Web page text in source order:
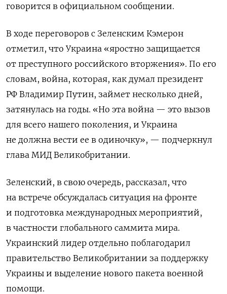
говорится в официальном сообщении.
В ходе переговоров с Зеленским Кэмерон
отметил, что Украина «яростно защищается
от преступного российского вторжения». По его
словам, война, которая, как думал президент
РФ Владимир Путин, займет несколько дней,
затянулась на годы. «Но эта война — это вызов
для всего нашего поколения, и Украина
не должна вести ее в одиночку», — подчеркнул
глава МИД Великобритании.
Зеленский, в свою очередь, рассказал, что
на встрече обсуждалась ситуация на фронте
и подготовка международных мероприятий,
в частности глобального саммита мира.
Украинский лидер отдельно поблагодарил
правительство Великобритании за поддержку
Украины и выделение нового пакета военной
помощи.